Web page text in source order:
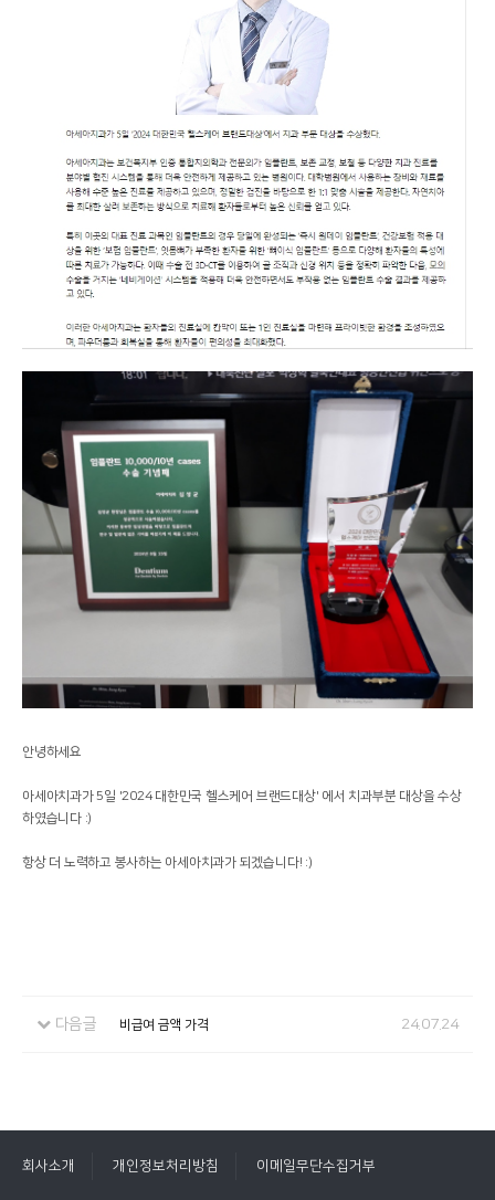
안녕하세요
아세아치과가 5일 '2024 대한민국 헬스케어 브랜드대상' 에서 치과부분 대상을 수상
하였습니다 :)
항상 더 노력하고 봉사하는 아세아치과가 되겠습니다! :)
다음글 비급여 금액 가격 24.07.24
회사소개 개인정보처리방침 이메일무단수집거부